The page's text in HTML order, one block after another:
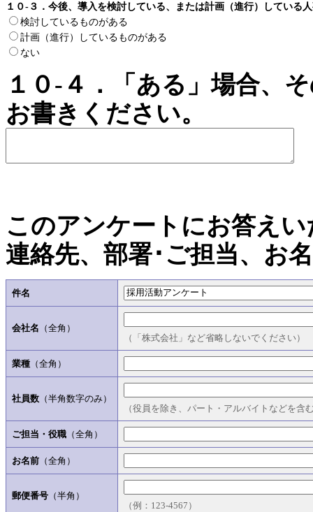
１０-３．今後、導入を検討している、または計画（進行）している
検討しているものがある
計画（進行）しているものがある
ない
１０-４．「ある」場合、
お書きください。
このアンケートにお答え
連絡先、部署･ご担当、お
件名
会社名 （全角）
（「株式会社」など省略しないでください）
業種 （全角）
社員数 （半角数字のみ）
（役員を除き、パート・アルバイトなどを含
ご担当・役職 （全角）
お名前 （全角）
郵便番号 （半角）
（例：123-4567）